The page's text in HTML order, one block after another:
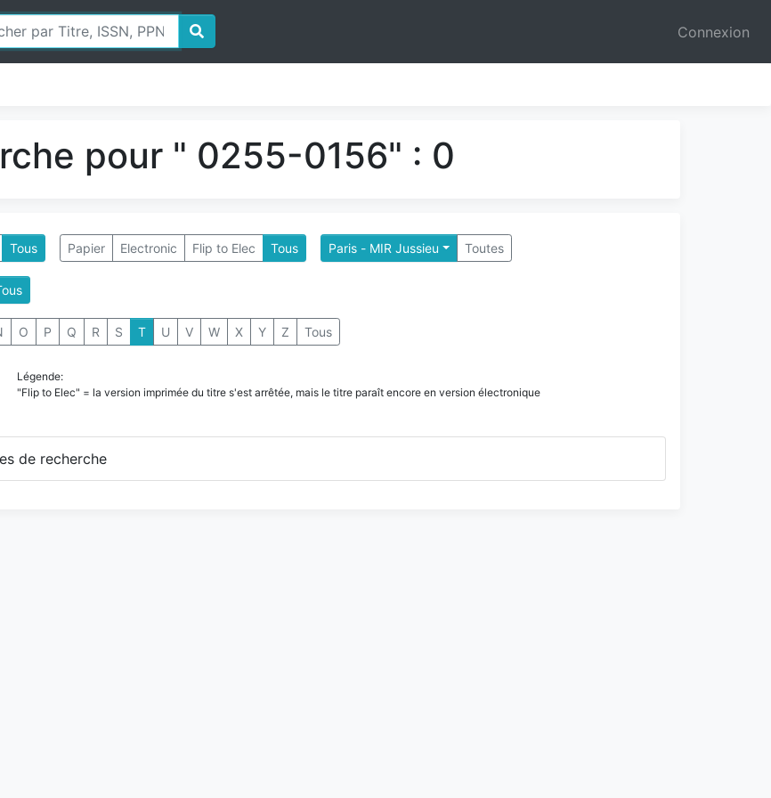
Connexion
pour " 0255-0156" : 0
Tous Papier Electronic Flip to Elec Tous Paris - MIR Jussieu Toutes
O P Q R S T U V W X Y Z Tous
Légende:
"Flip to Elec" = la version imprimée du titre s'est arrêtée, mais le titre paraît encore en version électronique
de recherche